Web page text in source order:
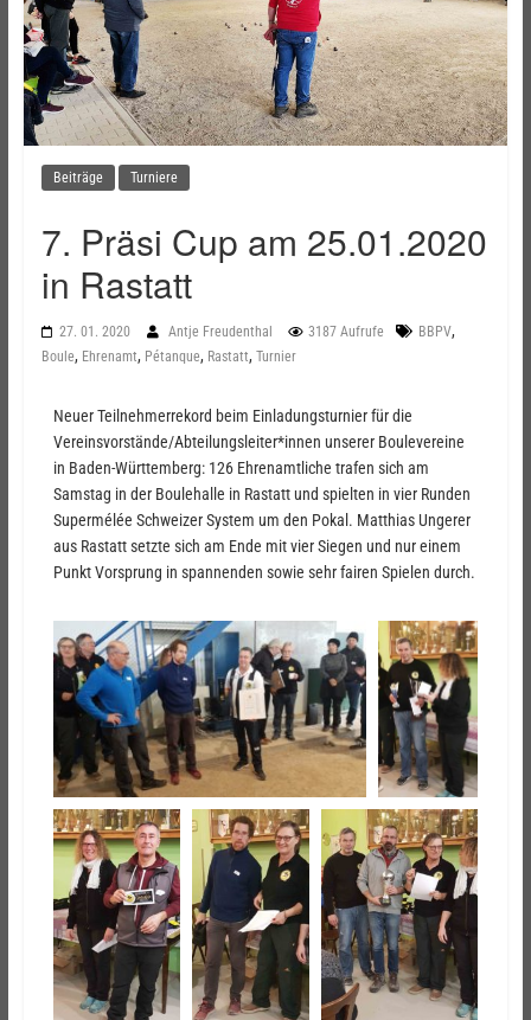
Beiträge Turniere
7. Präsi Cup am 25.01.2020
in Rastatt
27. 01. 2020 Antje Freudenthal 3187 Aufrufe BBPV,
Boule, Ehrenamt, Pétanque, Rastatt, Turnier
Neuer Teilnehmerrekord beim Einladungsturnier für die
Vereinsvorstände/Abteilungsleiter*innen unserer Boulevereine
in Baden-Württemberg: 126 Ehrenamtliche trafen sich am
Samstag in der Boulehalle in Rastatt und spielten in vier Runden
Supermélée Schweizer System um den Pokal. Matthias Ungerer
aus Rastatt setzte sich am Ende mit vier Siegen und nur einem
Punkt Vorsprung in spannenden sowie sehr fairen Spielen durch.